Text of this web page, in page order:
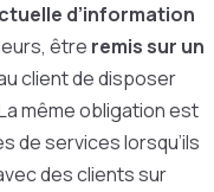
d’information
être remis sur un
client de disposer
même obligation est
de services lorsqu’ils
des clients sur